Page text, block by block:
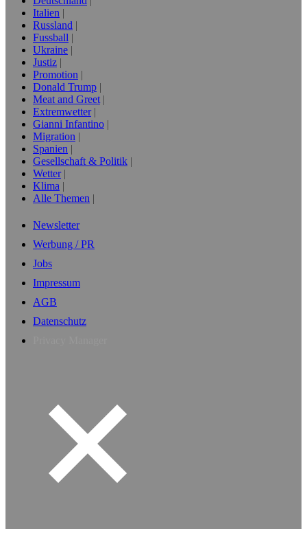
Italien
Russland
Fussball
Ukraine
Justiz
Promotion
Donald Trump
Meat and Greet
Extremwetter
Gianni Infantino
Migration
Spanien
Gesellschaft & Politik
Wetter
Klima
Alle Themen
Newsletter
Werbung / PR
Jobs
Impressum
AGB
Datenschutz